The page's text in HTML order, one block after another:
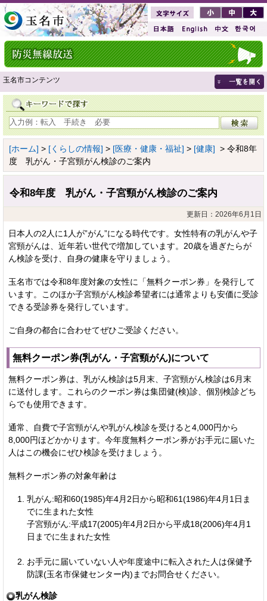
玉名市コンテンツ
[ホーム] > [くらしの情報] > [医療・健康・福祉] > [健康] > 令和8年
度 乳がん・子宮頸がん検診のご案内
令和8年度 乳がん・子宮頸がん検診のご案内
更新日：2026年6月1日
日本人の2人に1人が”がん”になる時代です。女性特有の乳がんや子
宮頸がんは、近年若い世代で増加しています。20歳を過ぎたらが
ん検診を受け、自身の健康を守りましょう。
玉名市では令和8年度対象の女性に「無料クーポン券」を発行して
います。このほか子宮頸がん検診希望者には通常よりも安価に受診
できる受診券を発行しています。
ご自身の都合に合わせてぜひご受診ください。
無料クーポン券(乳がん・子宮頸がん)について
無料クーポン券は、乳がん検診は5月末、子宮頸がん検診は6月末
に送付します。これらのクーポン券は集団健(検)診、個別検診どち
らでも使用できます。
通常、自費で子宮頸がんや乳がん検診を受けると4,000円から
8,000円ほどかかります。今年度無料クーポン券がお手元に届いた
人はこの機会にぜひ検診を受けましょう。
無料クーポン券の対象年齢は
乳がん:昭和60(1985)年4月2日から昭和61(1986)年4月1日ま
でに生まれた女性
子宮頸がん:平成17(2005)年4月2日から平成18(2006)年4月1
日までに生まれた女性
お手元に届いていない人や年度途中に転入された人は保健予
防課(玉名市保健センター内)までお問合せください。
乳がん検診